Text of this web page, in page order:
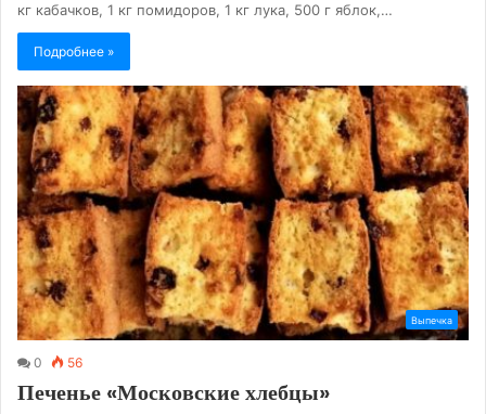
кг кабачков, 1 кг помидоров, 1 кг лука, 500 г яблок,…
Подробнее »
Выпечка
0 56
Печенье «Московские хлебцы»